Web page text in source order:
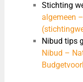
Stichting
algemeen
Nibud tips
Nibud –